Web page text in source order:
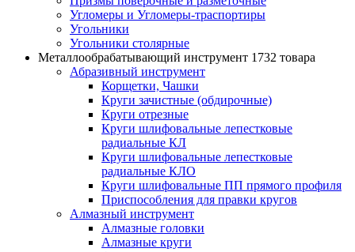
Угломеры и Угломеры-траспортиры
Угольники
Угольники столярные
Металлообрабатывающий инструмент 1732 товара
Абразивный инструмент
Корщетки, Чашки
Круги зачистные (обдирочные)
Круги отрезные
Круги шлифовальные лепестковые
радиальные КЛ
Круги шлифовальные лепестковые
радиальные КЛО
Круги шлифовальные ПП прямого профиля
Приспособления для правки кругов
Алмазный инструмент
Алмазные головки
Алмазные круги